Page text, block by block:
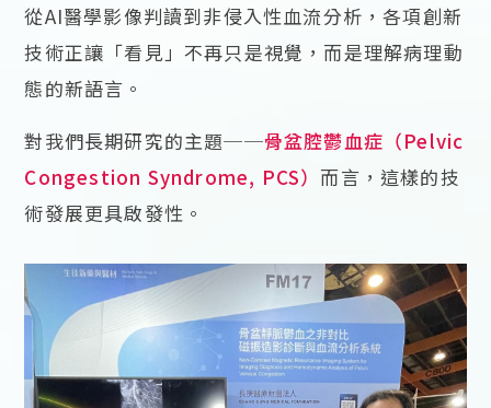
從AI醫學影像判讀到非侵入性血流分析，各項創新
技術正讓「看見」不再只是視覺，而是理解病理動
態的新語言。
對我們長期研究的主題──骨盆腔鬱血症（Pelvic
Congestion Syndrome, PCS） 而言，這樣的技
術發展更具啟發性。